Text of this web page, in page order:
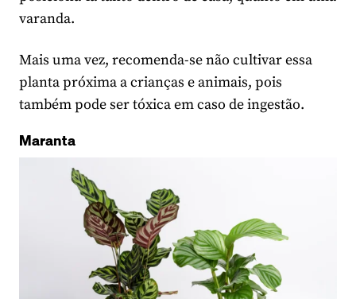
varanda.
Mais uma vez, recomenda-se não cultivar essa
planta próxima a crianças e animais, pois
também pode ser tóxica em caso de ingestão.
Maranta